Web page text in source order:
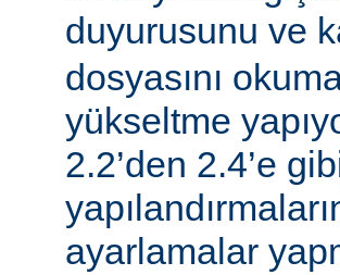
duyurusunu ve
dosyasını
yükseltme
2.2’den 2.4’e
ayarlamalar